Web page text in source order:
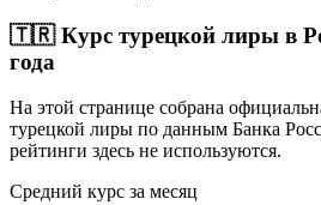
🇹🇷 Курс турецкой лиры в
года
На этой странице собрана
турецкой лиры по данным Банка
рейтинги здесь не используются.
Средний курс за месяц